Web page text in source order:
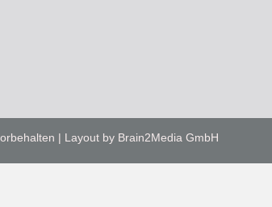
| Layout by Brain2Media GmbH